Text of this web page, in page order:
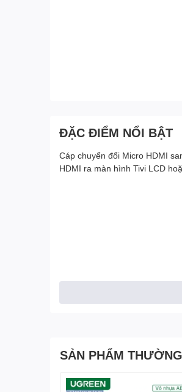
ĐẶC ĐIỂM NỔI BẬT
Cáp chuyển đổi Micro HDMI
HDMI ra màn hình Tivi LCD
SẢN PHẨM